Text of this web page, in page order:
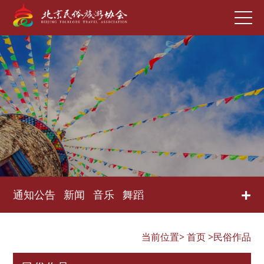
通知公告 新闻 音乐 舞蹈 +
当前位置>首页>民俗作品